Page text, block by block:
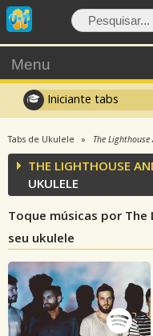
Menu
Iniciante tabs
Tabs de Ukulele The Lighthouse
THE LIGHTHOUSE
UKULELE
Toque músicas por The
seu ukulele